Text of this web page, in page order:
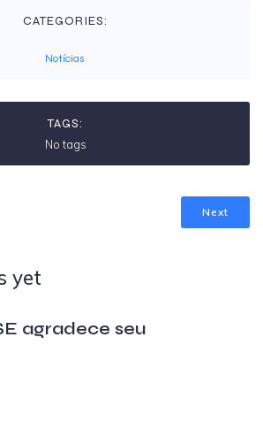
CATEGORIES:
Notícias
TAGS:
No tags
Next
yet
agradece seu